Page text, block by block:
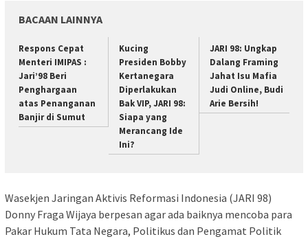
BACAAN LAINNYA
Respons Cepat
Menteri IMIPAS :
Jari’98 Beri
Penghargaan
atas Penanganan
Banjir di Sumut
Kucing
Presiden Bobby
Kertanegara
Diperlakukan
Bak VIP, JARI 98:
Siapa yang
Merancang Ide
Ini?
JARI 98: Ungkap
Dalang Framing
Jahat Isu Mafia
Judi Online, Budi
Arie Bersih!
Wasekjen Jaringan Aktivis Reformasi Indonesia (JARI 98)
Donny Fraga Wijaya berpesan agar ada baiknya mencoba para
Pakar Hukum Tata Negara, Politikus dan Pengamat Politik